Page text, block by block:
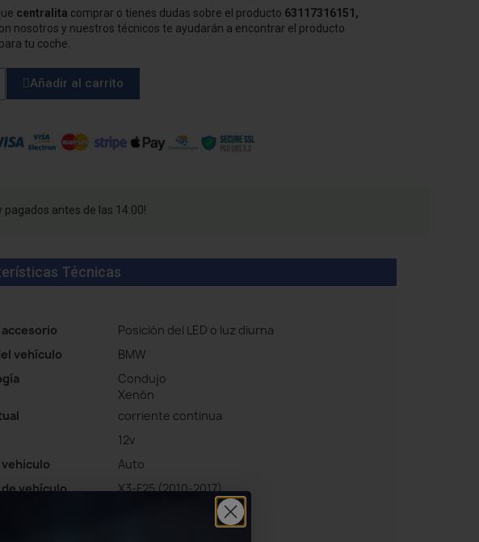
centralita comprar o tienes dudas sobre el producto 63117316151,
nosotros y nuestros técnicos te ayudarán a encontrar el producto
tu coche.
Añadir al carrito
antes de las 14:00!
Técnicas
Posición del LED o luz diurna
vehículo
BMW
Condujo
Xenón
corriente continua
12v
Auto
vehículo
X3-F25 (2010-2017)
X4-F26 (2013-2018)